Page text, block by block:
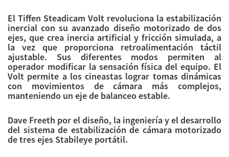
El Tiffen Steadicam Volt revoluciona la estabilización
inercial con su avanzado diseño motorizado de dos
ejes, que crea inercia artificial y fricción simulada, a
la vez que proporciona retroalimentación táctil
ajustable. Sus diferentes modos permiten al
operador modificar la sensación física del equipo. El
Volt permite a los cineastas lograr tomas dinámicas
con movimientos de cámara más complejos,
manteniendo un eje de balanceo estable.
Dave Freeth por el diseño, la ingeniería y el desarrollo
del sistema de estabilización de cámara motorizado
de tres ejes Stabileye portátil.